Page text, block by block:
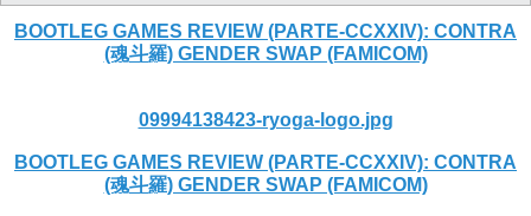
BOOTLEG GAMES REVIEW (PARTE-CCXXIV): CONTRA
(魂斗羅) GENDER SWAP (FAMICOM)
09994138423-ryoga-logo.jpg
BOOTLEG GAMES REVIEW (PARTE-CCXXIV): CONTRA
(魂斗羅) GENDER SWAP (FAMICOM)